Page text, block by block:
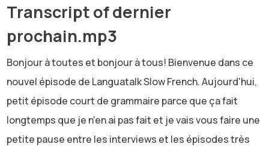
Transcript of dernier
prochain.mp3
Bonjour à toutes et bonjour à tous! Bienvenue dans ce
nouvel épisode de Languatalk Slow French. Aujourd'hui,
petit épisode court de grammaire parce que ça fait
longtemps que je n'en ai pas fait et je vais vous faire une
petite pause entre les interviews et les épisodes très